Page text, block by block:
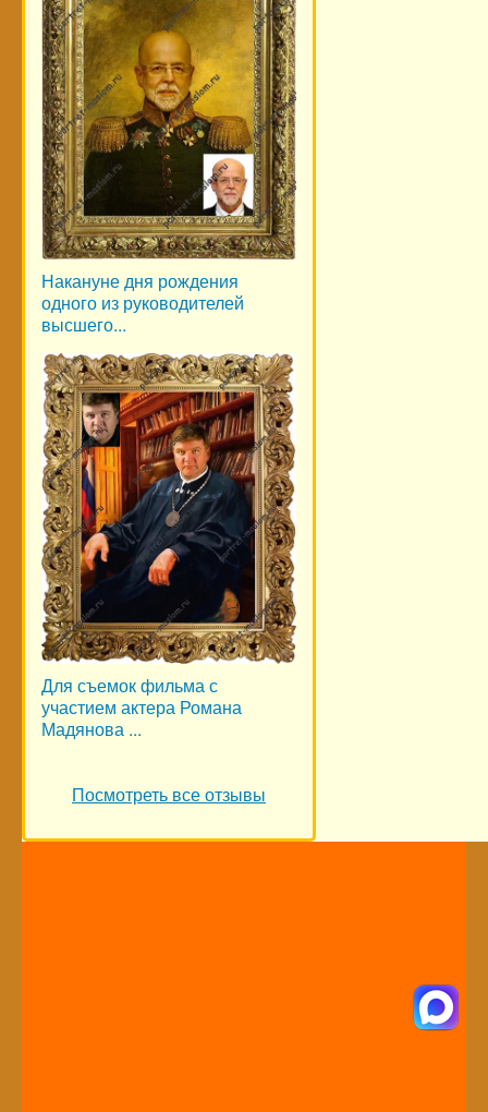
Накануне дня рождения
одного из руководителей
высшего...
Для съемок фильма с
участием актера Романа
Мадянова ...
Посмотреть все отзывы